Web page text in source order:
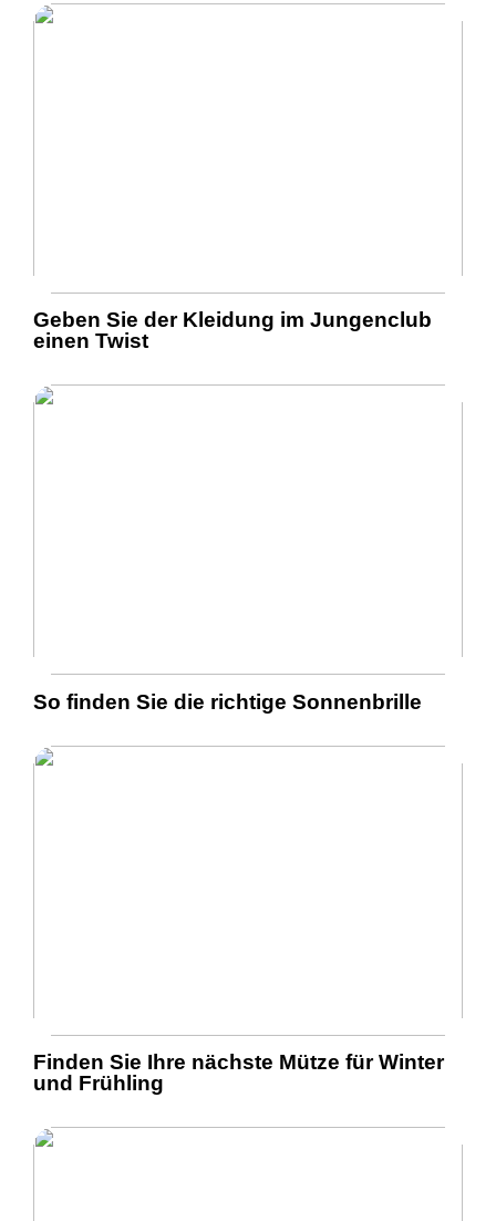
Geben Sie der Kleidung im Jungenclub
einen Twist
So finden Sie die richtige Sonnenbrille
Finden Sie Ihre nächste Mütze für Winter
und Frühling